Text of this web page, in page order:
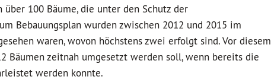
100 Bäume, die unter den Schutz der
Bebauungsplan wurden zwischen 2012 und 2015 im
waren, wovon höchstens zwei erfolgt sind. Vor diesem
Bäumen zeitnah umgesetzt werden soll, wenn bereits die
werden konnte.